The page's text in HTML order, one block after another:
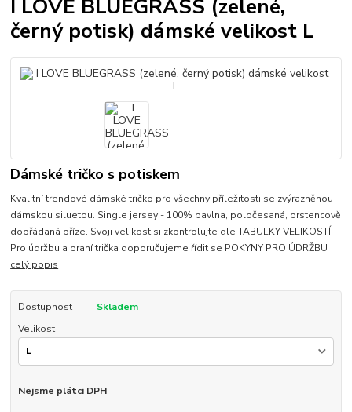
I LOVE BLUEGRASS (zelené,
černý potisk) dámské velikost L
Dámské tričko s potiskem
Kvalitní trendové dámské tričko pro všechny příležitosti se zvýrazněnou
dámskou siluetou. Single jersey - 100% bavlna, poločesaná, prstencově
dopřádaná příze. Svoji velikost si zkontrolujte dle TABULKY VELIKOSTÍ
Pro údržbu a praní trička doporučujeme řídit se POKYNY PRO ÚDRŽBU
celý popis
Dostupnost
Skladem
Velikost
Nejsme plátci DPH